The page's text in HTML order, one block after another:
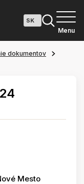
Menu
dokumentov
Mesto